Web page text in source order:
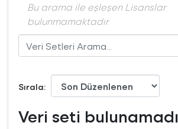
Bu arama ile eşleşen Lisanslar
bulunmamaktadır
Sırala
Veri seti bulunamadı